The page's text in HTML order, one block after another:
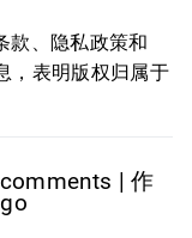
款、隐私政策和
，表明版权归属于
| 作